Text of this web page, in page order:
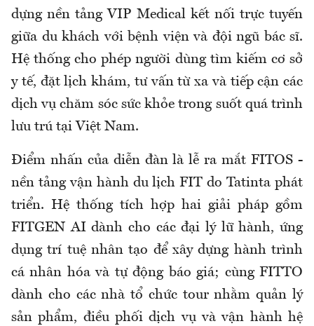
dựng nền tảng VIP Medical kết nối trực tuyến
giữa du khách với bệnh viện và đội ngũ bác sĩ.
Hệ thống cho phép người dùng tìm kiếm cơ sở
y tế, đặt lịch khám, tư vấn từ xa và tiếp cận các
dịch vụ chăm sóc sức khỏe trong suốt quá trình
lưu trú tại Việt Nam.
Điểm nhấn của diễn đàn là lễ ra mắt FITOS -
nền tảng vận hành du lịch FIT do Tatinta phát
triển. Hệ thống tích hợp hai giải pháp gồm
FITGEN AI dành cho các đại lý lữ hành, ứng
dụng trí tuệ nhân tạo để xây dựng hành trình
cá nhân hóa và tự động báo giá; cùng FITTO
dành cho các nhà tổ chức tour nhằm quản lý
sản phẩm, điều phối dịch vụ và vận hành hệ